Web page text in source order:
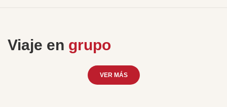
Viaje en grupo
VER MÁS